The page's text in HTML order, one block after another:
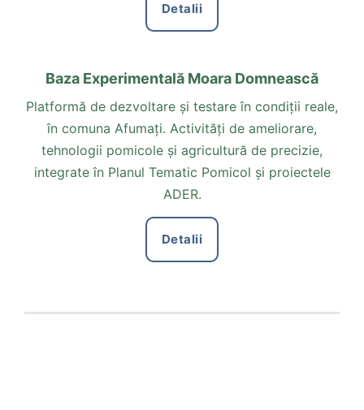
Detalii
Baza Experimentală Moara Domnească
Platformă de dezvoltare și testare în condiții reale,
în comuna Afumați. Activități de ameliorare,
tehnologii pomicole și agricultură de precizie,
integrate în Planul Tematic Pomicol și proiectele
ADER.
Detalii